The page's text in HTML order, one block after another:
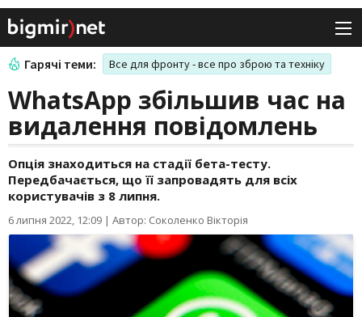
Гарячі теми: Все для фронту - все про зброю та техніку
WhatsApp збільшив час на
видалення повідомлень
Опція знаходиться на стадії бета-тесту.
Передбачається, що її запровадять для всіх
користувачів з 8 липня.
6 липня 2022, 12:09 | Автор: Соколенко Вікторія